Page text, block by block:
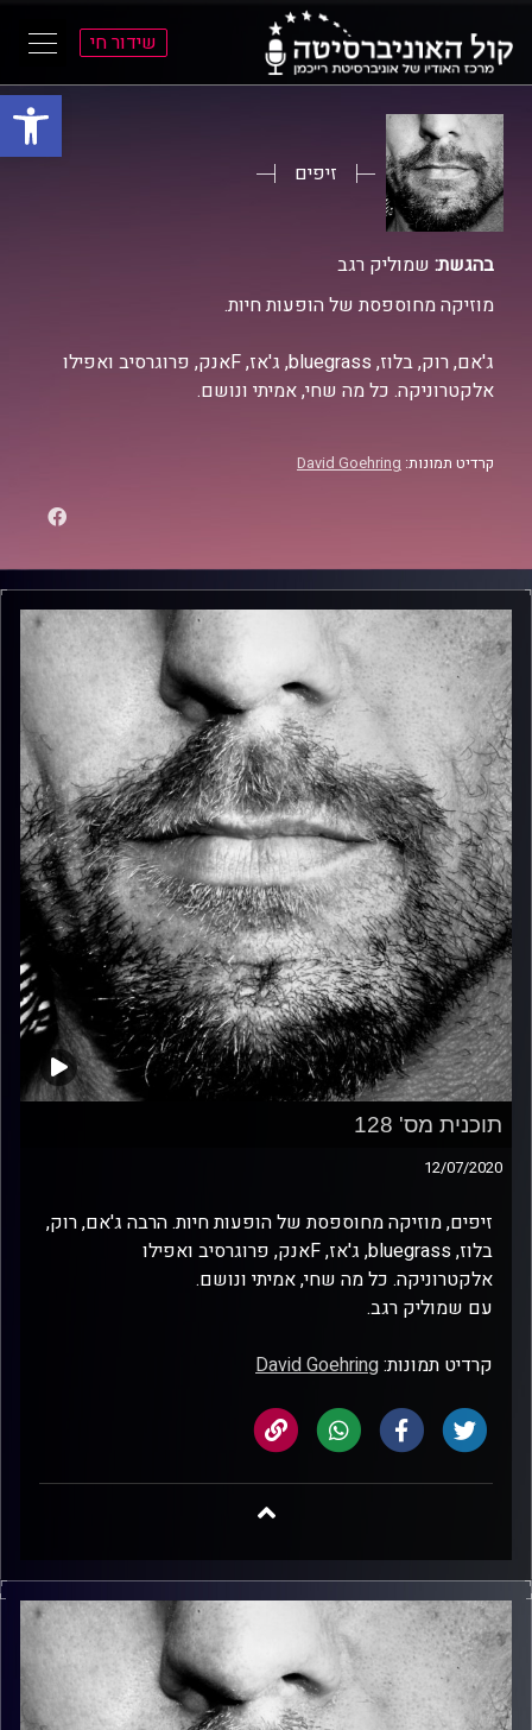
פתח
התפריט
הראשי
התוכן
הראשי
שידור חי
זיפים
בהגשת: שמוליק רגב
מוזיקה מחוספסת של הופעות חיות.
ג'אם, רוק, בלוז, bluegrass, ג'אז, Fאנק, פרוגרסיב ואפילו
אלקטרוניקה. כל מה שחי, אמיתי ונושם.
קרדיט תמונות: David Goehring
תוכנית מס' 128
12/07/2020
זיפים, מוזיקה מחוספסת של הופעות חיות. הרבה ג'אם, רוק,
בלוז, bluegrass, ג'אז, Fאנק, פרוגרסיב ואפילו
אלקטרוניקה. כל מה שחי, אמיתי ונושם.
עם שמוליק רגב.
קרדיט תמונות:David Goehring